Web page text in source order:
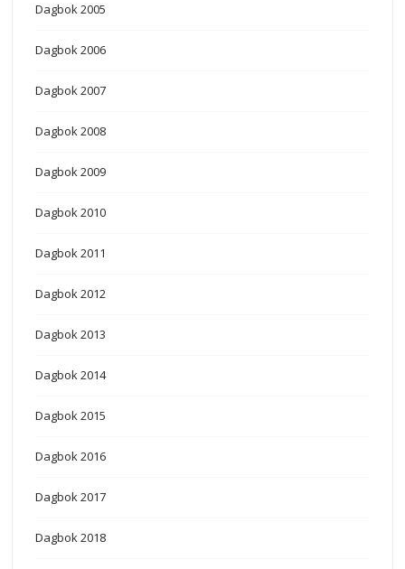
Dagbok 2005
Dagbok 2006
Dagbok 2007
Dagbok 2008
Dagbok 2009
Dagbok 2010
Dagbok 2011
Dagbok 2012
Dagbok 2013
Dagbok 2014
Dagbok 2015
Dagbok 2016
Dagbok 2017
Dagbok 2018